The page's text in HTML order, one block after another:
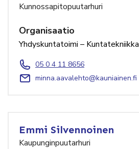
Kunnossapitopuutarhuri
Organisaatio
Yhdyskuntatoimi – Kuntatekniikka
05 0 4 11 8656
minna.aavalehto@kauniainen.fi
Emmi Silvennoinen
Kaupunginpuutarhuri